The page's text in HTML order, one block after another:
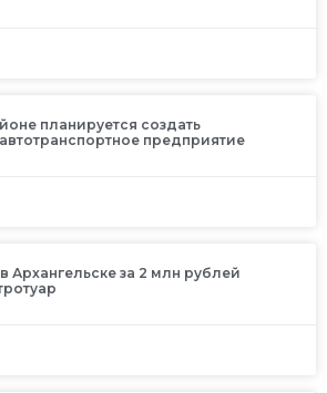
планируется создать
предприятие
Архангельске за 2 млн рублей